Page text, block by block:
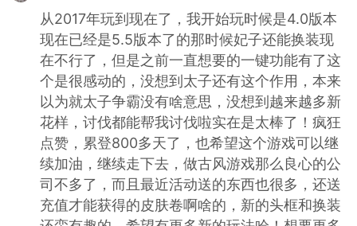
从2017年玩到现在了，我开始玩时候是4.0版本
现在已经是5.5版本了的那时候妃子还能换装现
在不行了，但是之前一直想要的一键功能有了这
个是很感动的，没想到太子还有这个作用，本来
以为就太子争霸没有啥意思，没想到越来越多新
花样，讨伐都能帮我讨伐啦实在是太棒了！疯狂
点赞，累登800多天了，也希望这个游戏可以继
续加油，继续走下去，做古风游戏那么良心的公
司不多了，而且最近活动送的东西也很多，还送
充值才能获得的皮肤卷啊啥的，新的头框和换装